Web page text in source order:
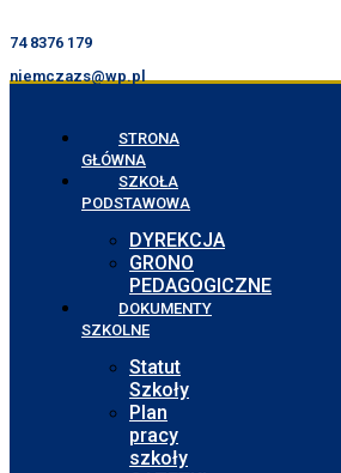
74 8376 179
niemczazs@wp.pl
STRONA
GŁÓWNA
SZKOŁA
PODSTAWOWA
DYREKCJA
GRONO
PEDAGOGICZNE
DOKUMENTY
SZKOLNE
Statut
Szkoły
Plan
pracy
szkoły